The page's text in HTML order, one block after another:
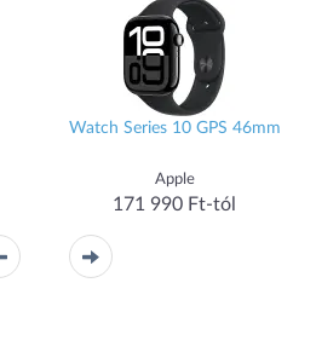
Watch Series 10 GPS 46mm
Apple
171 990 Ft-tól